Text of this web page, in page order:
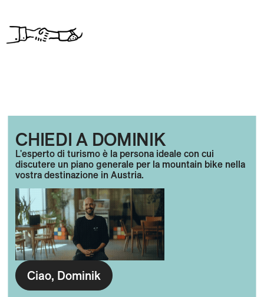
CHIEDI A DOMINIK
L'esperto di turismo è la persona ideale con cui
discutere un piano generale per la mountain bike nella
vostra destinazione in Austria.
Ciao, Dominik